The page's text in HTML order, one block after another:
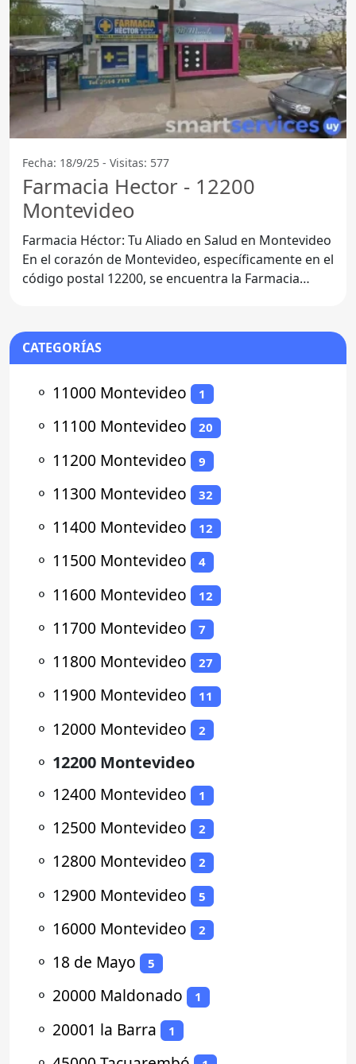
Fecha: 18/9/25 - Visitas: 577
Farmacia Hector - 12200
Montevideo
Farmacia Héctor: Tu Aliado en Salud en Montevideo
En el corazón de Montevideo, específicamente en el
código postal 12200, se encuentra la Farmacia
CATEGORÍAS
⚬ 11000 Montevideo 1
⚬ 11100 Montevideo 20
⚬ 11200 Montevideo 9
⚬ 11300 Montevideo 32
⚬ 11400 Montevideo 12
⚬ 11500 Montevideo 4
⚬ 11600 Montevideo 12
⚬ 11700 Montevideo 7
⚬ 11800 Montevideo 27
⚬ 11900 Montevideo 11
⚬ 12000 Montevideo 2
⚬ 12200 Montevideo
⚬ 12400 Montevideo 1
⚬ 12500 Montevideo 2
⚬ 12800 Montevideo 2
⚬ 12900 Montevideo 5
⚬ 16000 Montevideo 2
⚬ 18 de Mayo 5
⚬ 20000 Maldonado 1
⚬ 20001 la Barra 1